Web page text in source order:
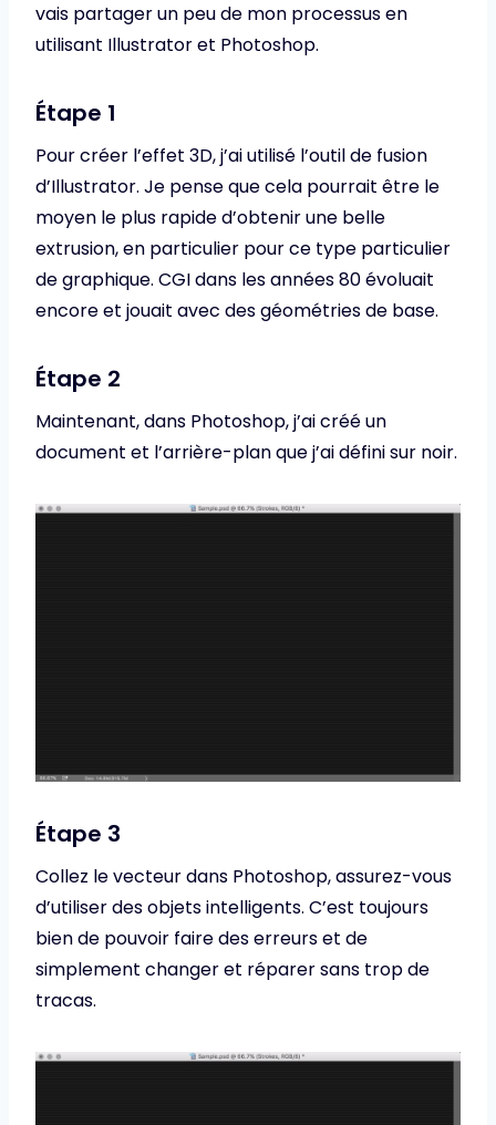
vais partager un peu de mon processus en
utilisant Illustrator et Photoshop.
Étape 1
Pour créer l’effet 3D, j’ai utilisé l’outil de fusion
d’Illustrator. Je pense que cela pourrait être le
moyen le plus rapide d’obtenir une belle
extrusion, en particulier pour ce type particulier
de graphique. CGI dans les années 80 évoluait
encore et jouait avec des géométries de base.
Étape 2
Maintenant, dans Photoshop, j’ai créé un
document et l’arrière-plan que j’ai défini sur noir.
Étape 3
Collez le vecteur dans Photoshop, assurez-vous
d’utiliser des objets intelligents. C’est toujours
bien de pouvoir faire des erreurs et de
simplement changer et réparer sans trop de
tracas.